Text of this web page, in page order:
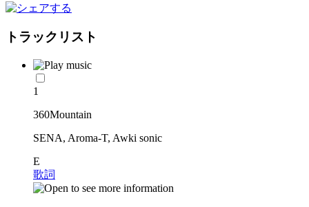
トラックリスト
1
360Mountain
SENA, Aroma-T, Awki sonic
E
歌詞